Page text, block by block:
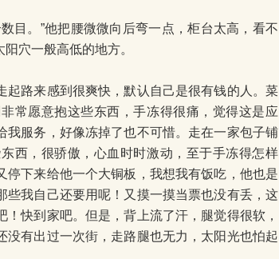
。”他把腰微微向后弯一点，柜台太高，看不
穴一般高低的地方。
路来感到很爽快，默认自己是很有钱的人。菜
常愿意抱这些东西，手冻得很痛，觉得这是应
服务，好像冻掉了也不可惜。走在一家包子铺
西，很骄傲，心血时时激动，至于手冻得怎样
下来给他一个大铜板，我想我有饭吃，他也是
我自己还要用呢！又摸一摸当票也没有丢，这
快到家吧。但是，背上流了汗，腿觉得很软，
有出过一次街，走路腿也无力，太阳光也怕起